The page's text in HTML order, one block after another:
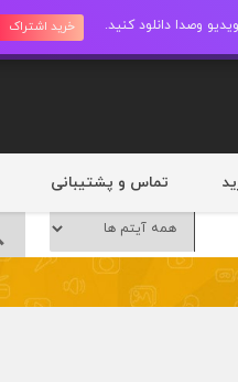
خرید اشتراک
تماس و پشتیبانی